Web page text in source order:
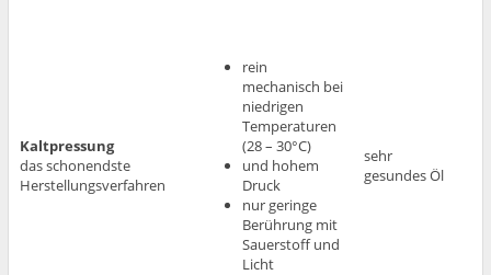
Kaltpressung
das schonendste
Herstellungsverfahren
rein
mechanisch bei
niedrigen
Temperaturen
(28 – 30°C)
und hohem
Druck
nur geringe
Berührung mit
Sauerstoff und
Licht
sehr
gesundes Öl